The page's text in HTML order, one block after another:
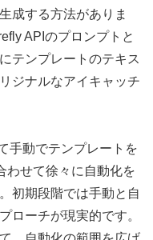
成する方法がありま
APIのプロンプトと
テンプレートのテキス
ジナルなアイキャッチ
手動でテンプレートを
わせて徐々に自動化を
初期段階では手動と自
ローチが現実的です。